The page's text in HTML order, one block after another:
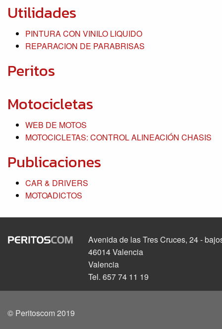
Utilidades
PINTURA CON VINILO LIQUIDO
REPARACION DE PARABRISAS
Peritos
Motocicletas
WEB DE MOTOS
MOTOCICLETAS: CONTROL ALINEACIÓN CHASIS
Publicaciones
CAR & DRIVERS
MOTOADICTOS
Avenida de las Tres Cruces, 24 -
46014 Valencia
Valencia
Tel. 657 74 11 19
© Peritoscom 2019